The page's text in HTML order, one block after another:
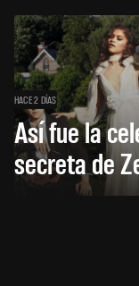
HACE 2 DÍAS
Así fue la
secreta de